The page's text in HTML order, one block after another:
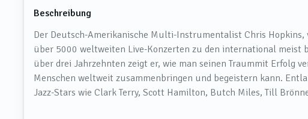
Beschreibung
Der Deutsch-Amerikanische Multi-Instrumentalist Chris
über 5000 weltweiten Live-Konzerten zu den international
über drei Jahrzehnten zeigt er, wie man seinen Traummit Erfolg
Menschen weltweit zusammenbringen und begeistern kann.
Jazz-Stars wie Clark Terry, Scott Hamilton, Butch Miles, Till